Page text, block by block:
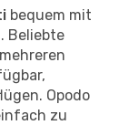
bequem mit
Beliebte
Opodo
zu